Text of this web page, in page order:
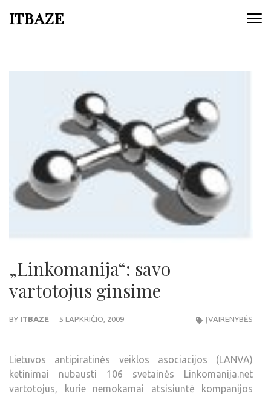
ITBAZE
„Linkomanija“: savo
vartotojus ginsime
BY ITBAZE 5 LAPKRIČIO, 2009 ĮVAIRENYBĖS
Lietuvos antipiratinės veiklos asociacijos (LANVA)
ketinimai nubausti 106 svetainės Linkomanija.net
vartotojus, kurie nemokamai atsisiuntė kompanijos